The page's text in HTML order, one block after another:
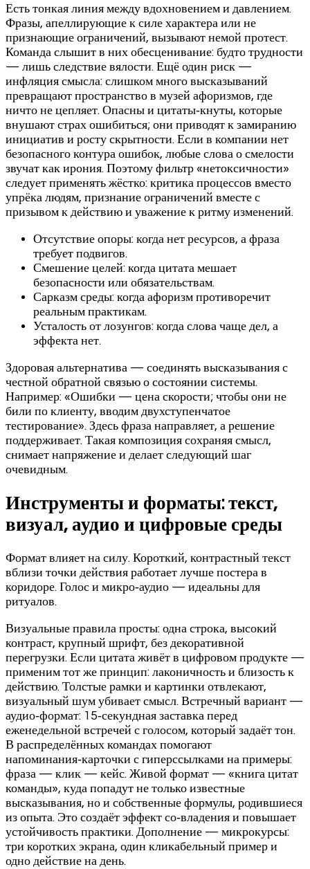
Есть тонкая линия между вдохновением и давлением.
Фразы, апеллирующие к силе характера или не
признающие ограничений, вызывают немой протест.
Команда слышит в них обесценивание: будто трудности
— лишь следствие вялости. Ещё один риск —
инфляция смысла: слишком много высказываний
превращают пространство в музей афоризмов, где
ничто не цепляет. Опасны и цитаты‑кнуты, которые
внушают страх ошибиться; они приводят к замиранию
инициатив и росту скрытности. Если в компании нет
безопасного контура ошибок, любые слова о смелости
звучат как ирония. Поэтому фильтр «нетоксичности»
следует применять жёстко: критика процессов вместо
упрёка людям, признание ограничений вместе с
призывом к действию и уважение к ритму изменений.
Отсутствие опоры: когда нет ресурсов, а фраза
требует подвигов.
Смешение целей: когда цитата мешает
безопасности или обязательствам.
Сарказм среды: когда афоризм противоречит
реальным практикам.
Усталость от лозунгов: когда слова чаще дел, а
эффекта нет.
Здоровая альтернатива — соединять высказывания с
честной обратной связью о состоянии системы.
Например: «Ошибки — цена скорости; чтобы они не
били по клиенту, вводим двухступенчатое
тестирование». Здесь фраза направляет, а решение
поддерживает. Такая композиция сохраняя смысл,
снимает напряжение и делает следующий шаг
очевидным.
Инструменты и форматы: текст,
визуал, аудио и цифровые среды
Формат влияет на силу. Короткий, контрастный текст
вблизи точки действия работает лучше постера в
коридоре. Голос и микро‑аудио — идеальны для
ритуалов.
Визуальные правила просты: одна строка, высокий
контраст, крупный шрифт, без декоративной
перегрузки. Если цитата живёт в цифровом продукте —
применим тот же принцип: лаконичность и близость к
действию. Толстые рамки и картинки отвлекают,
визуальный шум убивает смысл. Встречный вариант —
аудио‑формат: 15‑секундная заставка перед
еженедельной встречей с голосом, который задаёт тон.
В распределённых командах помогают
напоминания‑карточки с гиперссылками на примеры:
фраза — клик — кейс. Живой формат — «книга цитат
команды», куда попадут не только известные
высказывания, но и собственные формулы, родившиеся
из опыта. Это создаёт эффект со‑владения и повышает
устойчивость практики. Дополнение — микрокурсы:
три коротких экрана, один кликабельный пример и
одно действие на день.